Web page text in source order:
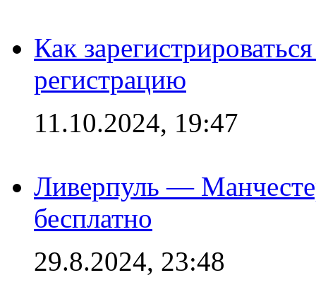
Как
регистрацию
11.10.2024, 19:47
Ливерпуль —
бесплатно
29.8.2024, 23:48